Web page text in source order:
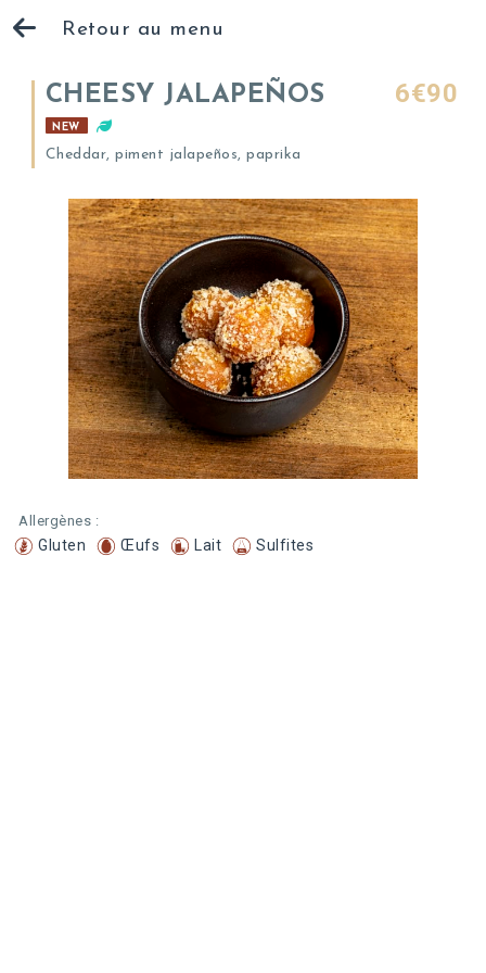
Retour au menu
CHEESY JALAPEÑOS 6€90
NEW
Cheddar, piment jalapeños, paprika
Allergènes :
Gluten Œufs Lait Sulfites